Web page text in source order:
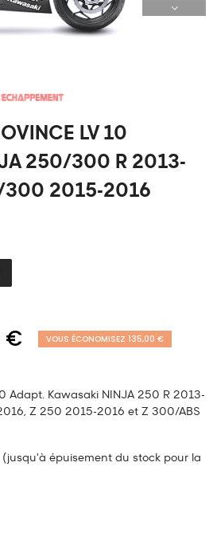
LV 10
250/300 R 2013-
300 2015-2016
€ VOUS ÉCONOMISEZ 135,00 €
Adapt. Kawasaki NINJA 250 R 2013-
Z 250 2015-2016 et Z 300/ABS
épuisement du stock pour la